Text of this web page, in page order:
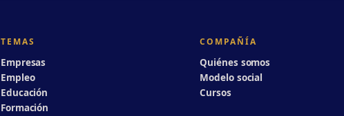
TEMAS
Empresas
Empleo
Educación
Formación
COMPAÑÍA
Quiénes somos
Modelo social
Cursos